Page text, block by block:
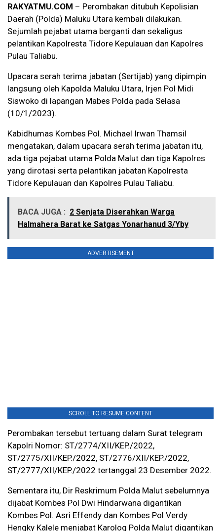
RAKYATMU.COM – Perombakan ditubuh Kepolisian
Daerah (Polda) Maluku Utara kembali dilakukan.
Sejumlah pejabat utama berganti dan sekaligus
pelantikan Kapolresta Tidore Kepulauan dan Kapolres
Pulau Taliabu.
Upacara serah terima jabatan (Sertijab) yang dipimpin
langsung oleh Kapolda Maluku Utara, Irjen Pol Midi
Siswoko di lapangan Mabes Polda pada Selasa
(10/1/2023).
Kabidhumas Kombes Pol. Michael Irwan Thamsil
mengatakan, dalam upacara serah terima jabatan itu,
ada tiga pejabat utama Polda Malut dan tiga Kapolres
yang dirotasi serta pelantikan jabatan Kapolresta
Tidore Kepulauan dan Kapolres Pulau Taliabu.
BACA JUGA : 2 Senjata Diserahkan Warga
Halmahera Barat ke Satgas Yonarhanud 3/Yby
ADVERTISEMENT
SCROLL TO RESUME CONTENT
Perombakan tersebut tertuang dalam Surat telegram
Kapolri Nomor: ST/2774/XII/KEP./2022,
ST/2775/XII/KEP./2022, ST/2776/XII/KEP./2022,
ST/2777/XII/KEP./2022 tertanggal 23 Desember 2022.
Sementara itu, Dir Reskrimum Polda Malut sebelumnya
dijabat Kombes Pol Dwi Hindarwana digantikan
Kombes Pol. Asri Effendy dan Kombes Pol Verdy
Hengky Kalele menjabat Karolog Polda Malut digantikan